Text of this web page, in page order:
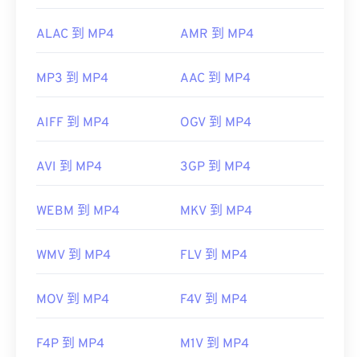
ALAC 到 MP4 AMR 到 MP4
MP3 到 MP4 AAC 到 MP4
AIFF 到 MP4 OGV 到 MP4
AVI 到 MP4 3GP 到 MP4
WEBM 到 MP4 MKV 到 MP4
WMV 到 MP4 FLV 到 MP4
MOV 到 MP4 F4V 到 MP4
F4P 到 MP4 M1V 到 MP4